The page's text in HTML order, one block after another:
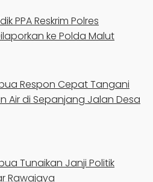
PPA Reskrim Polres
ke Polda Malut
Respon Cepat Tangani
Air di Sepanjang Jalan Desa
Tunaikan Janji Politik
Rawajaya